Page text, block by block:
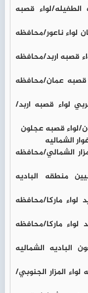
الطفيله/لواء قصبه
لواء ناعور/محافظه
قصبه اربد/محافظه
قصبه عمان/محافظه
لواء قصبه اربد/
الشمالي/محافظه
منطقه الباديه
لواء ماركا/محافظه
لواء ماركا/محافظه
الباديه الشماليه
لواء المزار الجنوبي/